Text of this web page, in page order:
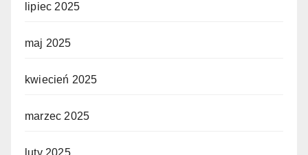
lipiec 2025
maj 2025
kwiecień 2025
marzec 2025
luty 2025